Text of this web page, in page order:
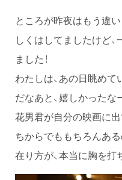
ところが昨夜はもう違
しくはしてましたけど
ました！
わたしは、あの日眺めて
だなあと、嬉しかったな
花男君が自分の映画に
ちからでももちろんある
在り方が、本当に胸を打